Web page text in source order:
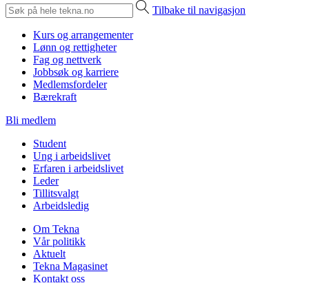
Tilbake til navigasjon
Kurs og arrangementer
Lønn og rettigheter
Fag og nettverk
Jobbsøk og karriere
Medlemsfordeler
Bærekraft
Bli medlem
Student
Ung i arbeidslivet
Erfaren i arbeidslivet
Leder
Tillitsvalgt
Arbeidsledig
Om Tekna
Vår politikk
Aktuelt
Tekna Magasinet
Kontakt oss